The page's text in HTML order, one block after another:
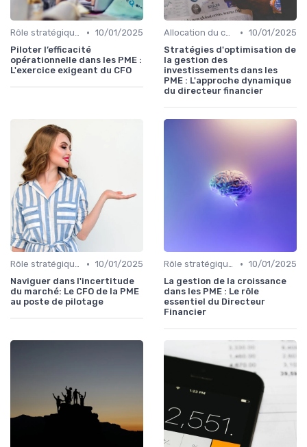
Rôle stratégique du CFO • 10/01/2025
Piloter l’efficacité
opérationnelle dans les PME :
L'exercice exigeant du CFO
Allocation du capital & arbitrages • 10/01/2025
Stratégies d'optimisation de
la gestion des
investissements dans les
PME : L'approche dynamique
du directeur financier
Rôle stratégique du CFO • 10/01/2025
Naviguer dans l'incertitude
du marché: Le CFO de la PME
au poste de pilotage
Rôle stratégique du CFO • 10/01/2025
La gestion de la croissance
dans les PME : Le rôle
essentiel du Directeur
Financier